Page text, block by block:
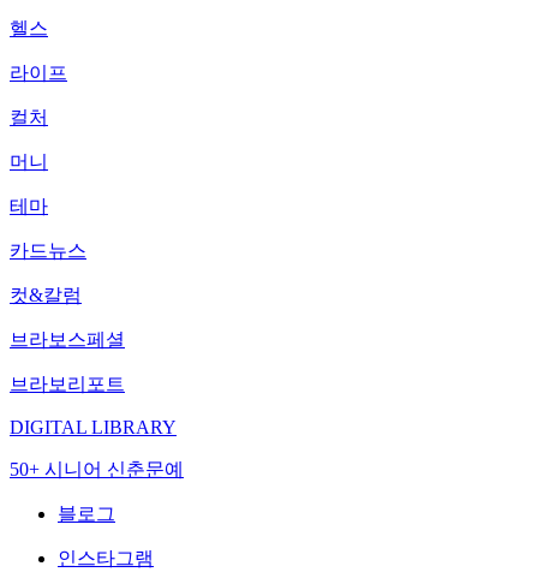
헬스
라이프
컬처
머니
테마
카드뉴스
컷&칼럼
브라보스페셜
브라보리포트
DIGITAL LIBRARY
50+ 시니어 신춘문예
블로그
인스타그램